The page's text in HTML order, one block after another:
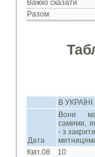
Важко сказати
Разом
В УКРАЇНІ
Дата
Вони
самими,
- з
Квіт.08
10